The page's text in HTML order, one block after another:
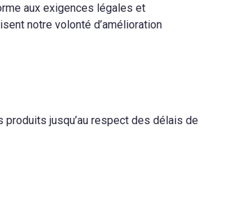
aux exigences légales et
notre volonté d’amélioration
jusqu’au respect des délais de